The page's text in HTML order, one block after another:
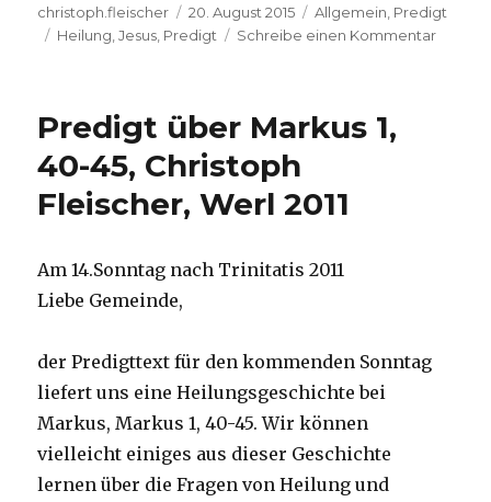
Autor
christoph.fleischer
Veröffentlicht
am
20. August 2015 Kategorien
Allgemein Predigt
Schlagwörter
Heilung ,Jesus Predigt Schreibe einen Kommentarzu
Predigt über Markus 1,
40-45, Christoph
Fleischer, Werl 2011
Am 14.Sonntag nach Trinitatis 2011
Liebe Gemeinde,
der Predigttext für den kommenden Sonntag
liefert uns eine Heilungsgeschichte bei
Markus, Markus 1, 40-45. Wir können
vielleicht einiges aus dieser Geschichte
lernen über die Fragen von Heilung und